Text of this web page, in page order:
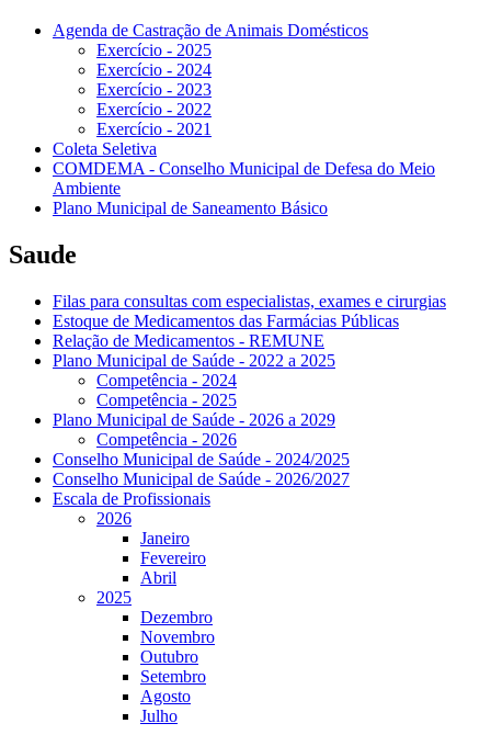
Agenda de Castração de Animais Domésticos
Exercício - 2025
Exercício - 2024
Exercício - 2023
Exercício - 2022
Exercício - 2021
Coleta Seletiva
COMDEMA - Conselho Municipal de Defesa do Meio
Ambiente
Plano Municipal de Saneamento Básico
Saude
Filas para consultas com especialistas, exames e cirurgias
Estoque de Medicamentos das Farmácias Públicas
Relação de Medicamentos - REMUNE
Plano Municipal de Saúde - 2022 a 2025
Competência - 2024
Competência - 2025
Plano Municipal de Saúde - 2026 a 2029
Competência - 2026
Conselho Municipal de Saúde - 2024/2025
Conselho Municipal de Saúde - 2026/2027
Escala de Profissionais
2026
Janeiro
Fevereiro
Abril
2025
Dezembro
Novembro
Outubro
Setembro
Agosto
Julho